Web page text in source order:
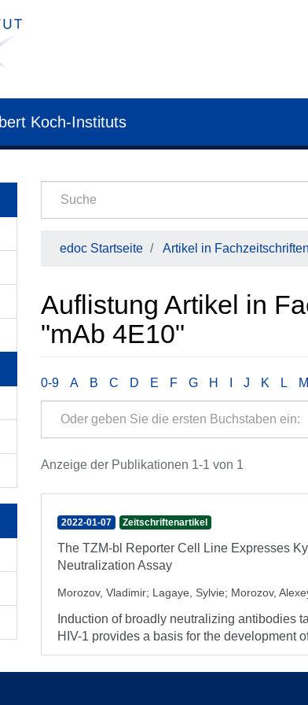
Koch-Instituts
edoc Startseite Artikel in Fachzeitschriften
Auflistung Artikel in
"mAb 4E10"
0-9 A B C D E F G H J K L M
Anzeige der Publikationen 1-1 von 1
2022-01-07 Zeitschriftenartikel
The TZM-bl Reporter Cell Line Expresses
Neutralization Assay
Morozov, Vladimir; Lagaye, Sylvie; Morozov,
Induction of broadly neutralizing antibodies
HIV-1 provides a basis for the development